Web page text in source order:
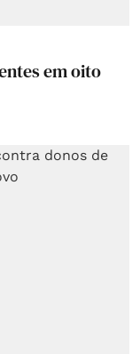
em oito